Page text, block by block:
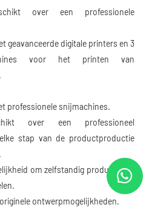
voor het printen van
professionele snijmachines.
stap van de productproductie
ontwerpmogelijkheden.